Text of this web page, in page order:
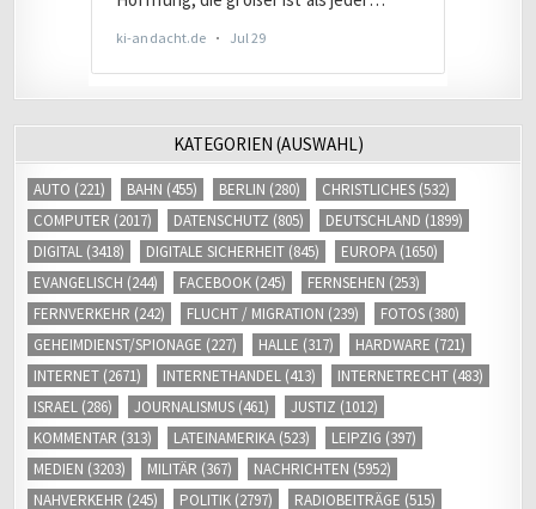
KATEGORIEN (AUSWAHL)
AUTO (221) BAHN (455) BERLIN (280) CHRISTLICHES (532)
COMPUTER (2017) DATENSCHUTZ (805) DEUTSCHLAND (1899)
DIGITAL (3418) DIGITALE SICHERHEIT (845) EUROPA (1650)
EVANGELISCH (244) FACEBOOK (245) FERNSEHEN (253)
FERNVERKEHR (242) FLUCHT / MIGRATION (239) FOTOS (380)
GEHEIMDIENST/SPIONAGE (227) HALLE (317) HARDWARE (721)
INTERNET (2671) INTERNETHANDEL (413) INTERNETRECHT (483)
ISRAEL (286) JOURNALISMUS (461) JUSTIZ (1012)
KOMMENTAR (313) LATEINAMERIKA (523) LEIPZIG (397)
MEDIEN (3203) MILITÄR (367) NACHRICHTEN (5952)
NAHVERKEHR (245) POLITIK (2797) RADIOBEITRÄGE (515)